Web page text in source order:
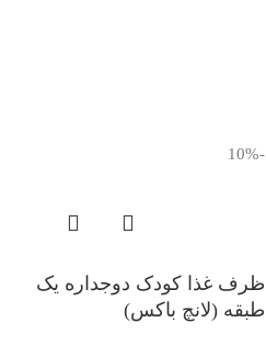
-10%
ظرف غذا کودک دوجداره یک
طبقه (لانچ باکس)